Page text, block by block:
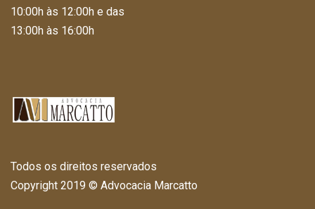
10:00h às 12:00h e das
13:00h às 16:00h
Todos os direitos reservados
Copyright 2019 © Advocacia Marcatto